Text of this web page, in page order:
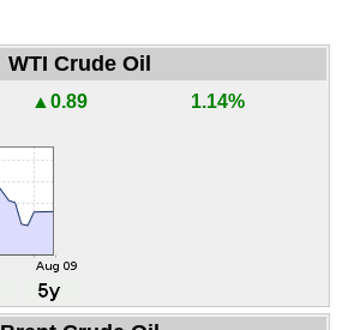
WTI Crude Oil
▲0.89 1.14%